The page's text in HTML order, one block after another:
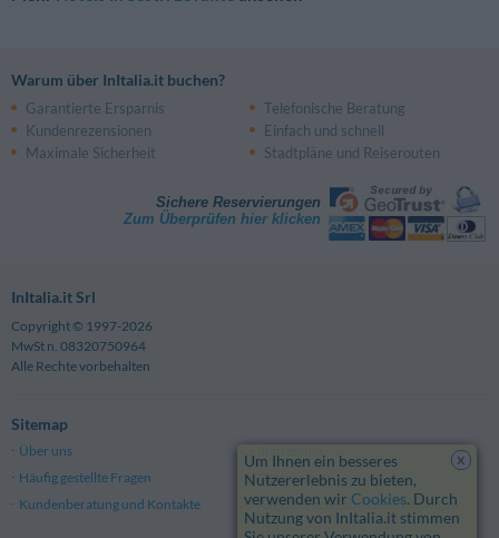
Warum über InItalia.it buchen?
Garantierte Ersparnis
Telefonische Beratung
Kundenrezensionen
Einfach und schnell
Maximale Sicherheit
Stadtpläne und Reiserouten
Sichere Reservierungen
Zum Überprüfen hier klicken
InItalia.it Srl
Copyright © 1997-2026
MwSt n. 08320750964
Alle Rechte vorbehalten
Sitemap
Über uns
Häufig gestellte Fragen
Datenschutz
Kundenberatung und Kontakte
Allgemeine Geschäftsbedingungen
x
Um Ihnen ein besseres
Nutzererlebnis zu bieten,
verwenden wir Cookies. Durch
Nutzung von InItalia.it stimmen